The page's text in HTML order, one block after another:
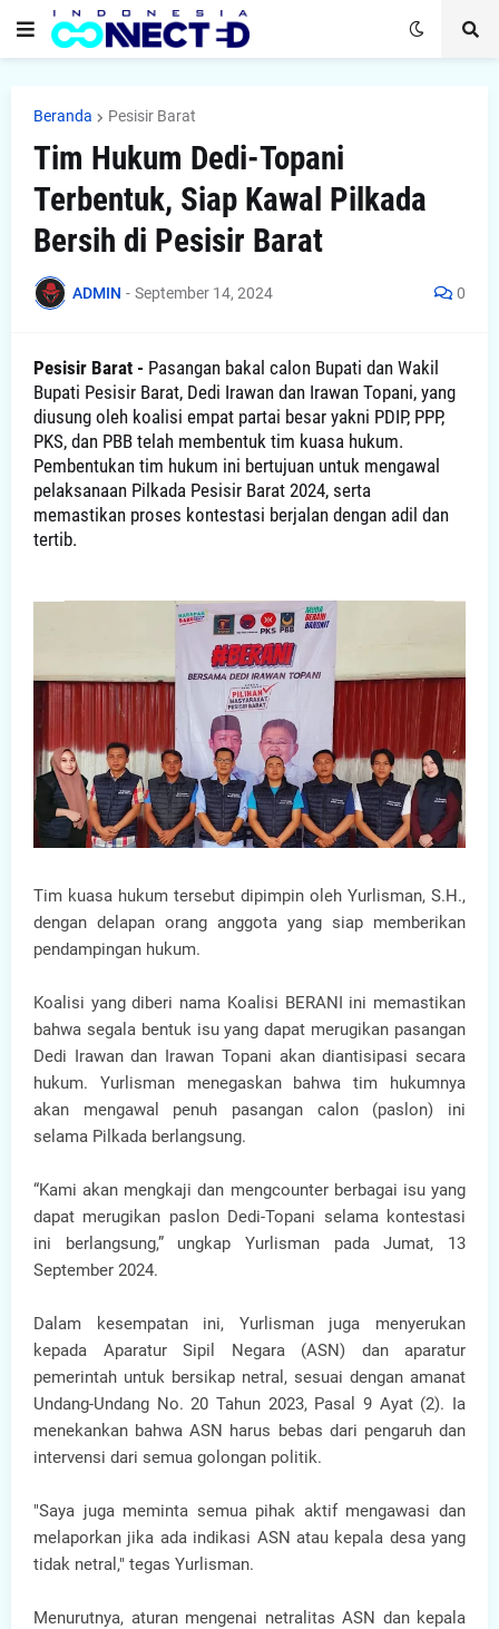
Beranda Pesisir Barat
Tim Hukum Dedi-Topani
Terbentuk, Siap Kawal Pilkada
Bersih di Pesisir Barat
ADMIN - September 14, 2024 0
Pesisir Barat - Pasangan bakal calon Bupati dan Wakil
Bupati Pesisir Barat, Dedi Irawan dan Irawan Topani, yang
diusung oleh koalisi empat partai besar yakni PDIP, PPP,
PKS, dan PBB telah membentuk tim kuasa hukum.
Pembentukan tim hukum ini bertujuan untuk mengawal
pelaksanaan Pilkada Pesisir Barat 2024, serta
memastikan proses kontestasi berjalan dengan adil dan
tertib.
Tim kuasa hukum tersebut dipimpin oleh Yurlisman, S.H.,
dengan delapan orang anggota yang siap memberikan
pendampingan hukum.
Koalisi yang diberi nama Koalisi BERANI ini memastikan
bahwa segala bentuk isu yang dapat merugikan pasangan
Dedi Irawan dan Irawan Topani akan diantisipasi secara
hukum. Yurlisman menegaskan bahwa tim hukumnya
akan mengawal penuh pasangan calon (paslon) ini
selama Pilkada berlangsung.
“Kami akan mengkaji dan mengcounter berbagai isu yang
dapat merugikan paslon Dedi-Topani selama kontestasi
ini berlangsung,” ungkap Yurlisman pada Jumat, 13
September 2024.
Dalam kesempatan ini, Yurlisman juga menyerukan
kepada Aparatur Sipil Negara (ASN) dan aparatur
pemerintah untuk bersikap netral, sesuai dengan amanat
Undang-Undang No. 20 Tahun 2023, Pasal 9 Ayat (2). Ia
menekankan bahwa ASN harus bebas dari pengaruh dan
intervensi dari semua golongan politik.
"Saya juga meminta semua pihak aktif mengawasi dan
melaporkan jika ada indikasi ASN atau kepala desa yang
tidak netral," tegas Yurlisman.
Menurutnya, aturan mengenai netralitas ASN dan kepala